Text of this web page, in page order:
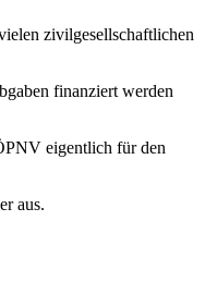
zivilgesellschaftlichen
finanziert werden
eigentlich für den
aus.